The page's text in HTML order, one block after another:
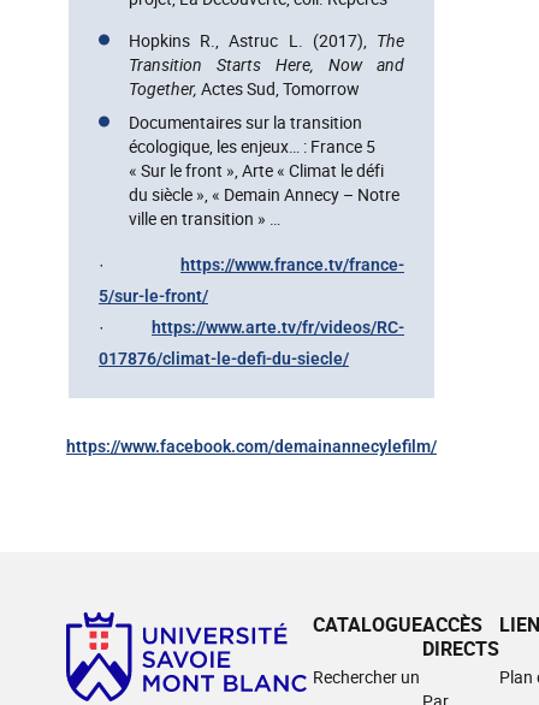
Hopkins R., Astruc L. (2017), The
Transition Starts Here, Now and
Together, Actes Sud, Tomorrow
Documentaires sur la transition
écologique, les enjeux… : France 5
« Sur le front », Arte « Climat le défi
du siècle », « Demain Annecy – Notre
ville en transition » …
·
https://www.france.tv/france-
5/sur-le-front/
·
https://www.arte.tv/fr/videos/RC-
017876/climat-le-defi-du-siecle/
https://www.facebook.com/demainannecylefilm/
CATALOGUE
Rechercher un
ACCÈS
DIRECTS
Plan